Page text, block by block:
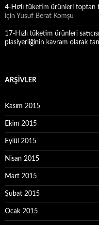
4-Hızlı tüketim ürünleri
için Yusuf Berat Komşu
17-Hızlı tüketim ürünleri
plasiyerliğinin kavram olarak
ARŞIVLER
Kasım 2015
Ekim 2015
Eylül 2015
Nisan 2015
Mart 2015
Şubat 2015
Ocak 2015